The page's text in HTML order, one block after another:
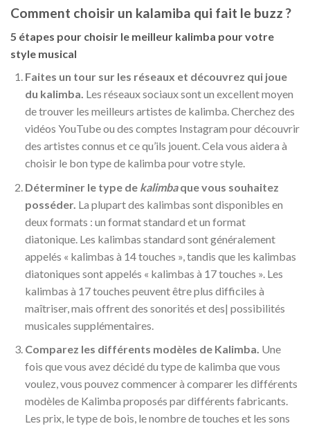
Comment choisir un kalamiba qui fait le buzz ?
5 étapes pour choisir le meilleur kalimba pour votre
style musical
Faites un tour sur les réseaux et découvrez qui joue
du kalimba. Les réseaux sociaux sont un excellent moyen
de trouver les meilleurs artistes de kalimba. Cherchez des
vidéos YouTube ou des comptes Instagram pour découvrir
des artistes connus et ce qu’ils jouent. Cela vous aidera à
choisir le bon type de kalimba pour votre style.
Déterminer le type de kalimbaque vous souhaitez
posséder. La plupart des kalimbas sont disponibles en
deux formats : un format standard et un format
diatonique. Les kalimbas standard sont généralement
appelés « kalimbas à 14 touches », tandis que les kalimbas
diatoniques sont appelés « kalimbas à 17 touches ». Les
kalimbas à 17 touches peuvent être plus difficiles à
maîtriser, mais offrent des sonorités et des| possibilités
musicales supplémentaires.
Comparez les différents modèles de Kalimba. Une
fois que vous avez décidé du type de kalimba que vous
voulez, vous pouvez commencer à comparer les différents
modèles de Kalimba proposés par différents fabricants.
Les prix, le type de bois, le nombre de touches et les sons